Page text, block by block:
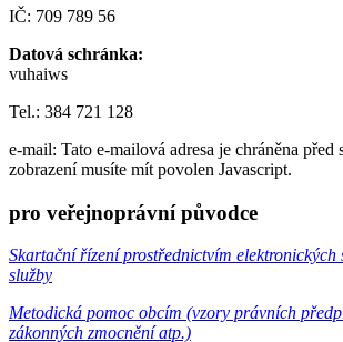
IČ: 709 789 56
Datová schránka:
vuhaiws
Tel.: 384 721 128
e-mail: Tato e-mailová adresa je chráněna před
zobrazení musíte mít povolen Javascript.
pro veřejnoprávní původce
Skartační řízení prostřednictvím elektronických
služby
Metodická pomoc obcím (vzory právních
zákonných zmocnění atp.)